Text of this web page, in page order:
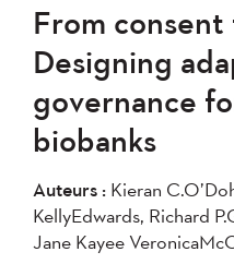
From
Designing
governance
biobanks
Auteurs : Kieran
KellyEdwards, Richard
Jane Kayee